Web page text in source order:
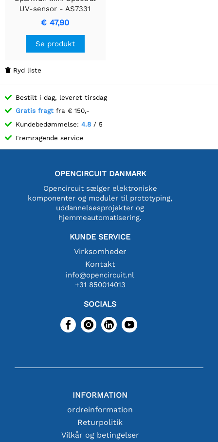
UV-sensor - AS7331
(Qwiic)
€ 47,90
Se produkt
 Ryd liste
Bestilt i dag, leveret tirsdag
Gratis fragt fra € 150,-
Kundebedømmelse: 4.8 / 5
Fremragende service
OPENCIRCUIT DANMARK
Opencircuit sælger elektroniske
komponenter og moduler til prototyping,
uddannelsesprojekter og
hjemmeautomatisering.
KUNDE SERVICE
Virksomheder
Kontakt
info@opencircuit.nl
+31 850014013
SOCIALS
INFORMATION
ordreinformation
Returpolitik
Vilkår og betingelser